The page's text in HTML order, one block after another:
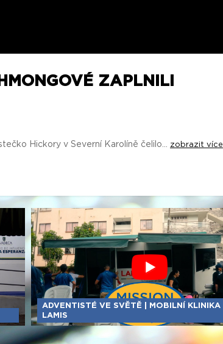
ZAPLNILI
Hickory v Severní Karolíně čelilo... zobrazit více
ADVENTISTÉ VE SVĚTĚ | MOBILNÍ KLINIKA
LAMIS